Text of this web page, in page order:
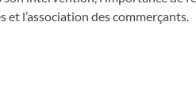
et l’association des commerçants.